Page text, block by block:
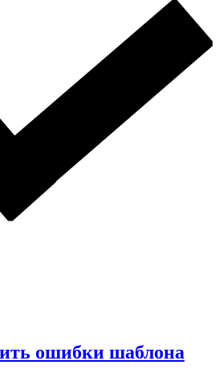
ошибки шаблона